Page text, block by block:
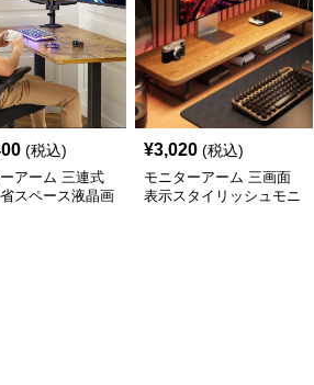
(税込)
アーム 三連式
スペース液晶画
¥3,020 (税込)
モニターアーム 三画面
表示スタイリッシュモニ